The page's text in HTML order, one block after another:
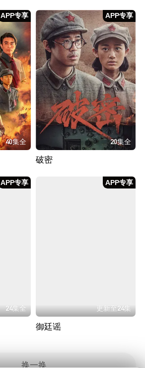
APP专享
40集全
APP专享
20集全
破密
APP专享
24集全
APP专享
更新至24集
御廷谣
换一换